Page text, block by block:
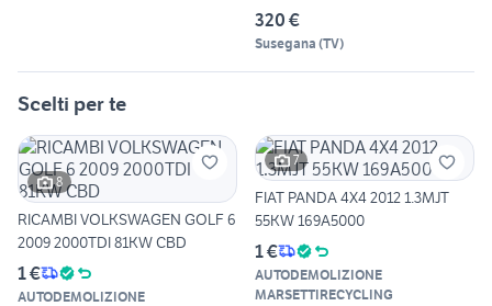
320 €
Susegana (TV)
Scelti per te
8
RICAMBI VOLKSWAGEN GOLF 6
2009 2000TDI 81KW CBD
1 €
AUTODEMOLIZIONE
7
FIAT PANDA 4X4 2012 1.3MJT
55KW 169A5000
1 €
AUTODEMOLIZIONE
MARSETTIRECYCLING